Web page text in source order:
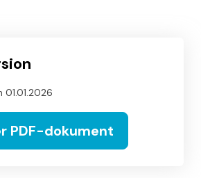
01.01.2026
PDF-dokument